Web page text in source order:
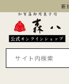
新
公式オンラインショップ